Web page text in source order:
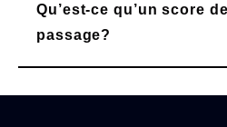
Qu’est-ce qu’un score de
passage?